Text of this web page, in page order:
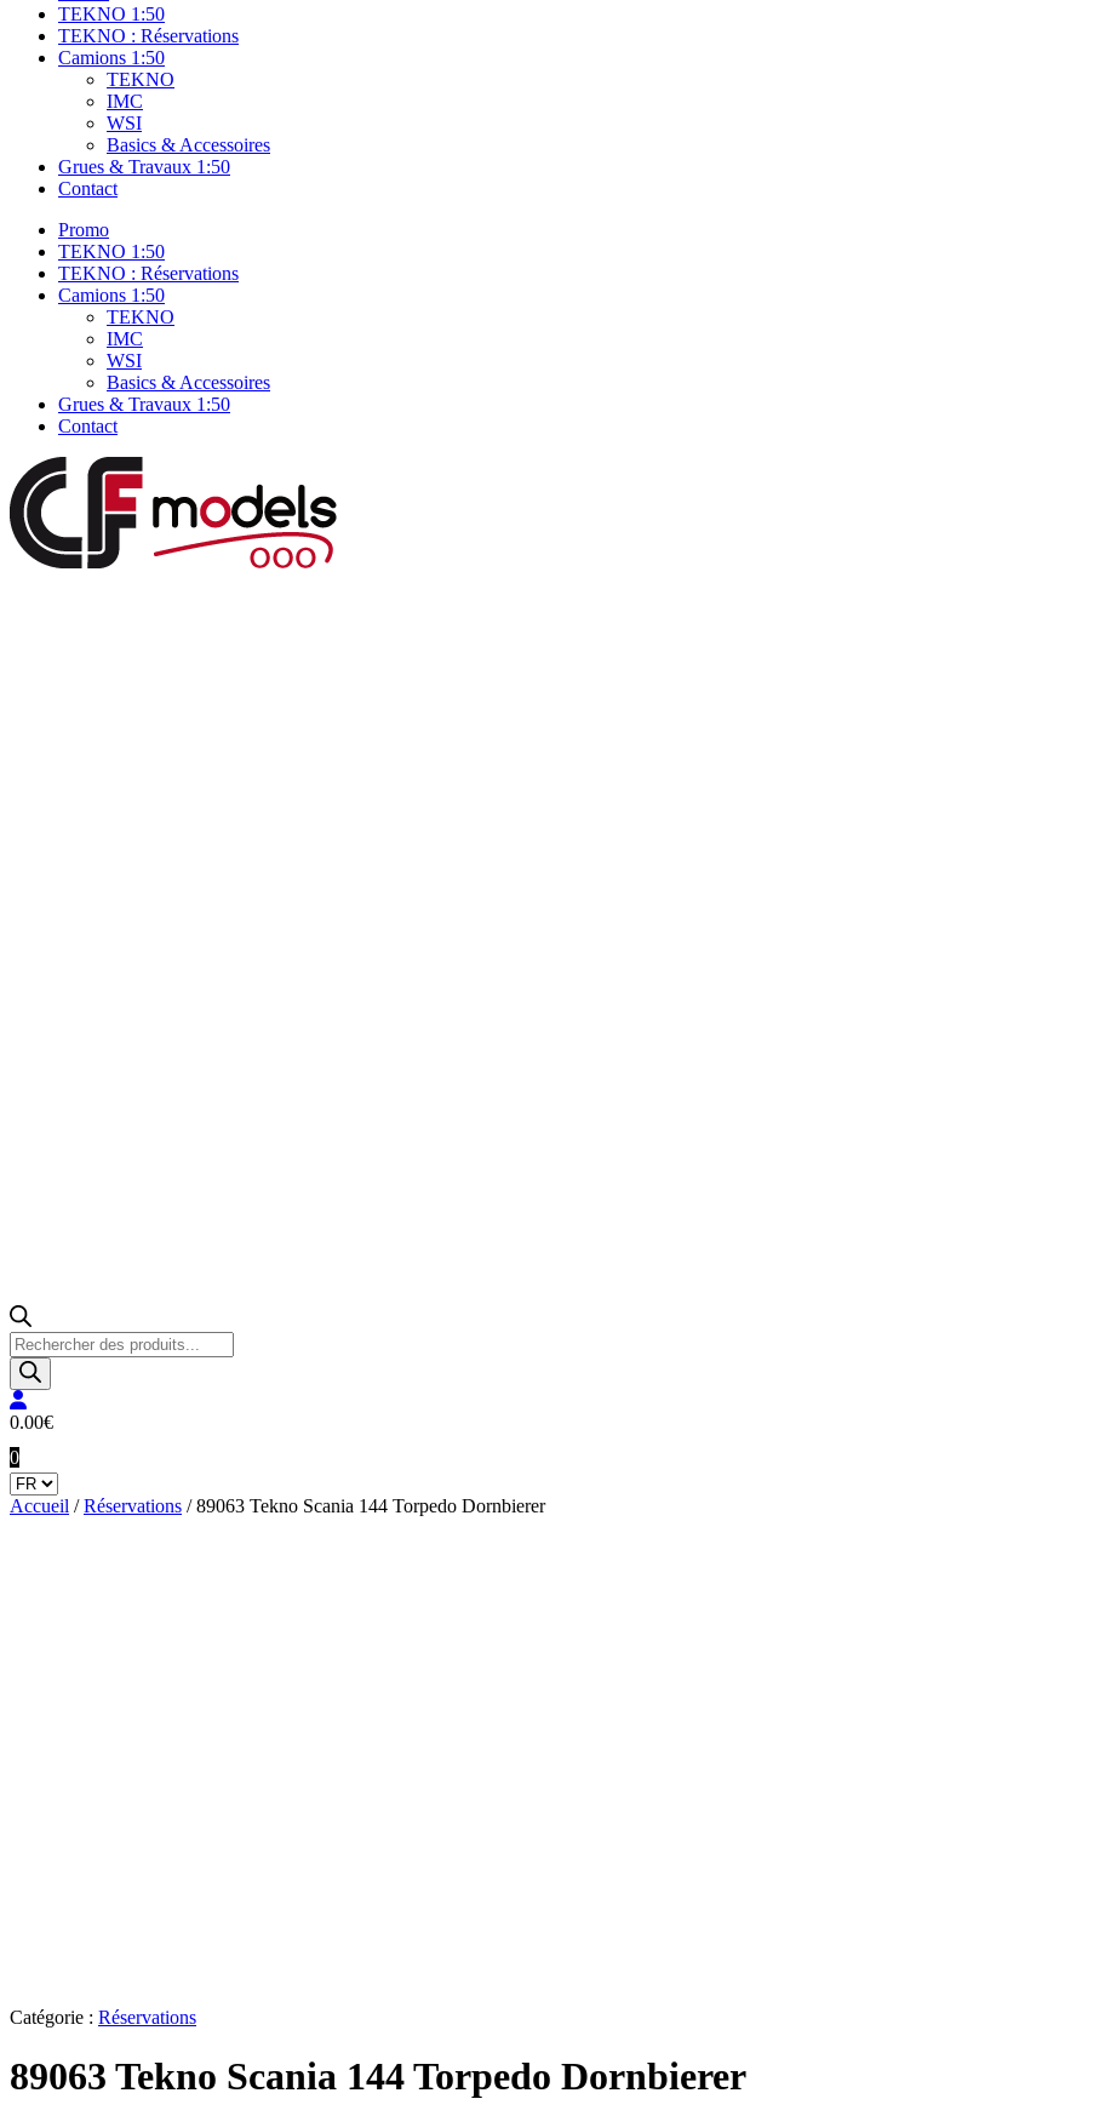
TEKNO 1:50
TEKNO : Réservations
Camions 1:50
TEKNO
IMC
WSI
Basics & Accessoires
Grues & Travaux 1:50
Contact
Promo
TEKNO 1:50
TEKNO : Réservations
Camions 1:50
TEKNO
IMC
WSI
Basics & Accessoires
Grues & Travaux 1:50
Contact
Recherche
de
produits
0.00€
0
Accueil /Réservations / 89063 Tekno Scania 144 Torpedo Dornbierer
Catégorie : Réservations
89063 Tekno Scania 144 Torpedo Dornbierer